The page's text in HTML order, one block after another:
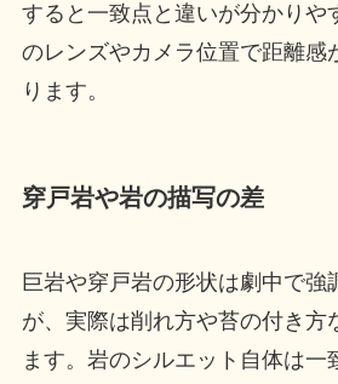
すると一致点と違いが分かりや
のレンズやカメラ位置で距離感
ります。
穿戸岩や岩の描写の差
巨岩や穿戸岩の形状は劇中で強
が、実際は削れ方や苔の付き方
ます。岩のシルエット自体は一